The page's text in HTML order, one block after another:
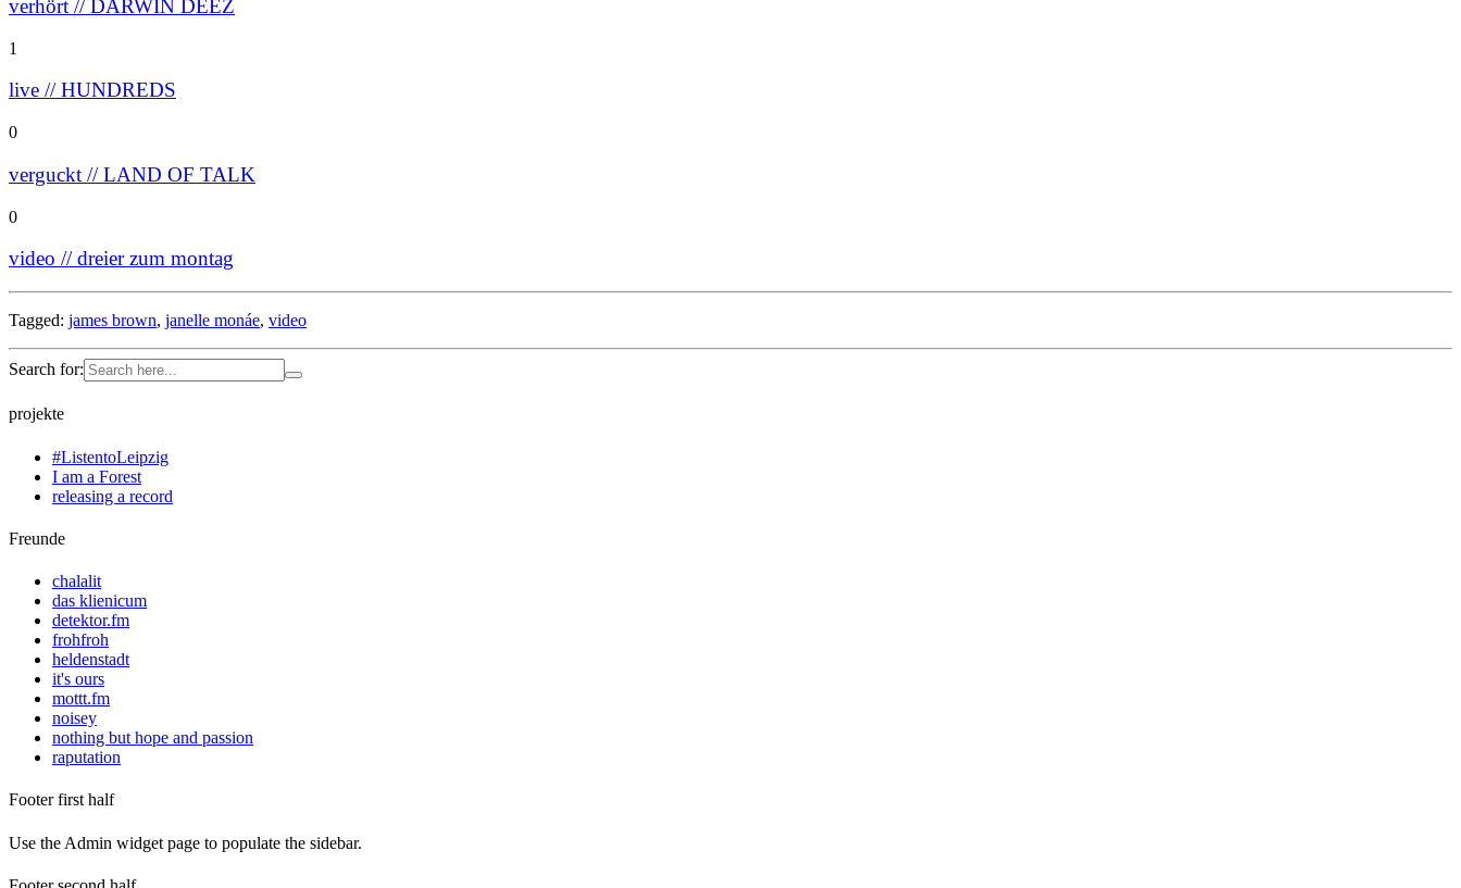
verhört // DARWIN DEEZ
1
live // HUNDREDS
0
verguckt // LAND OF TALK
0
video // dreier zum montag
Tagged: james brown, janelle monáe, video
Search for:
projekte
#ListentoLeipzig
I am a Forest
releasing a record
Freunde
chalalit
das klienicum
detektor.fm
frohfroh
heldenstadt
it's ours
mottt.fm
noisey
nothing but hope and passion
raputation
Footer first half
Use the Admin widget page to populate the sidebar.